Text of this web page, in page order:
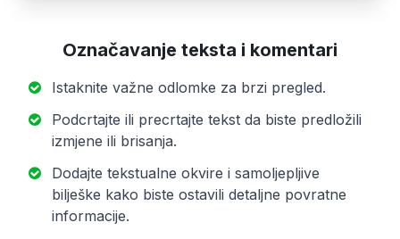
Označavanje teksta i komentari
Istaknite važne odlomke za brzi pregled.
Podcrtajte ili precrtajte tekst da biste predložili
izmjene ili brisanja.
Dodajte tekstualne okvire i samoljepljive
bilješke kako biste ostavili detaljne povratne
informacije.